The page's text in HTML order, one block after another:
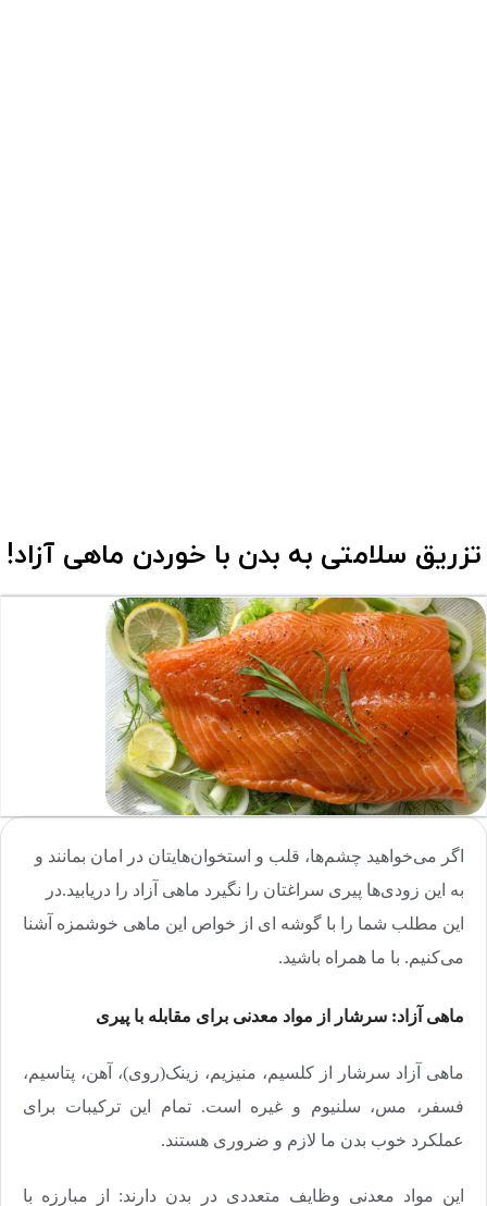
تزریق سلامتی به بدن با خوردن ماهی آزاد!
اگر می‌خواهید چشم‌ها، قلب و استخوان‌هایتان در امان بمانند و
به این زودی‌ها پیری سراغتان را نگیرد ماهی آزاد را دریابید.در
این مطلب شما را با گوشه ای از خواص این ماهی خوشمزه آشنا
می‌کنیم. با ما همراه باشید.
ماهی آزاد: سرشار از مواد معدنی برای مقابله با پیری
ماهی آزاد سرشار از کلسیم، منیزیم، زینک(روی)، آهن، پتاسیم،
فسفر، مس، سلنیوم و غیره است. تمام این ترکیبات برای
عملکرد خوب بدن ما لازم و ضروری هستند.
این مواد معدنی وظایف متعددی در بدن دارند: از مبارزه با